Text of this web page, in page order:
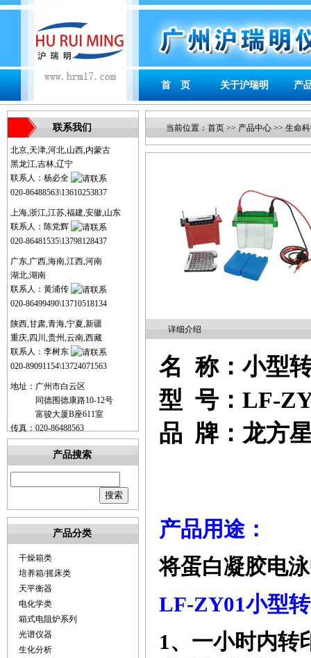
首 页 关于沪瑞明 产
联系我们
北京,天津,河北,山西,内蒙古
黑龙江,吉林,辽宁
联系人：杨必全
020-86488563\13610253837
上海,浙江,江苏,福建,安徽,山东
联系人：陈党辉
020-86481535\13798128437
广东,广西,海南,江西,河南
湖北,湖南
联系人：黄浦传
020-86499490\13710518134
陕西,甘肃,青海,宁夏,新疆
重庆,四川,贵州,云南,西藏
联系人：李树东
020-89091154\13724071563
地址：广州市白云区
同德围德康路10-12号
富骏大厦B座611室
传真：020-86488563
产品搜索
产品分类
干燥箱类
培养箱/摇床类
天平衡器
电化学类
箱式电阻炉系列
光谱仪器
生化分析
当前位置： 首页 >> 产品中心 >> 生命
详细介绍
名 称：小型
型 号： LF-
品 牌： 龙方
产品用途：
将蛋白凝胶电
LF-ZY01小型
1、一小时内转